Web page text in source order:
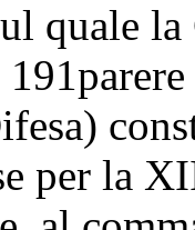
quale la
191
per la